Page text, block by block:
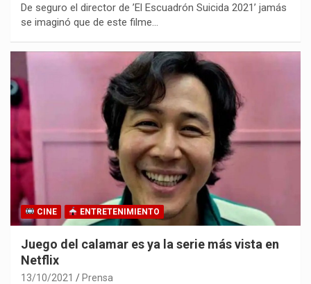
De seguro el director de ’El Escuadrón Suicida 2021’ jamás
se imaginó que de este filme…
CINE ENTRETENIMIENTO
Juego del calamar es ya la serie más vista en
Netflix
13/10/2021 Prensa